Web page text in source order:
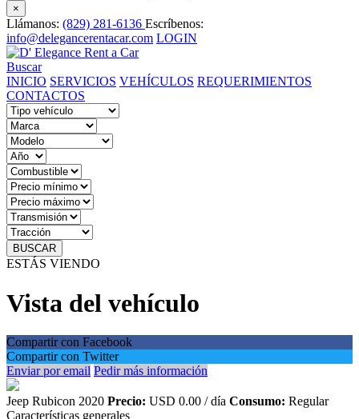
×
Llámanos: (829) 281-6136 Escríbenos:
info@delegancerentacar.com LOGIN
Buscar
INICIO SERVICIOS VEHÍCULOS REQUERIMIENTOS
CONTACTOS
BUSCAR
ESTÁS VIENDO
Vista del vehículo
Compartir con Facebook
Compartir con Twitter
Enviar por email Pedir más información
Jeep Rubicon 2020 Precio: USD 0.00 / día Consumo: Regular
Características generales